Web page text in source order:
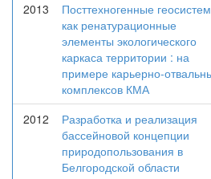
2013
Посттехногенные
как ренатурационные
элементы экологического
каркаса территории : на
примере карьерно-
комплексов КМА
2012
Разработка и реализация
бассейновой концепции
природопользования в
Белгородской области